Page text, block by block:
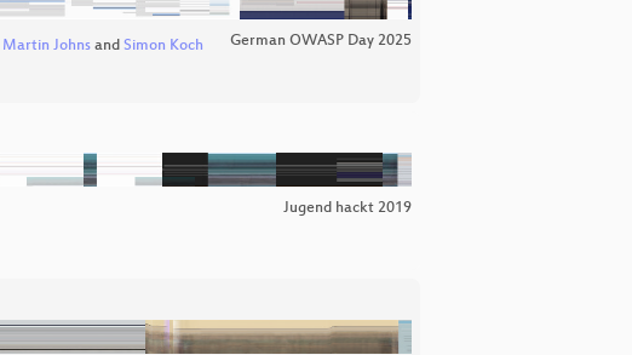
Martin Johnsand Simon Koch German OWASP Day 2025
Jugend hackt 2019